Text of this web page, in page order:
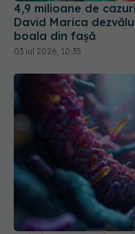
4,9 milioane de
David Marica
boala din fașă
03 iul 2026, 10:35